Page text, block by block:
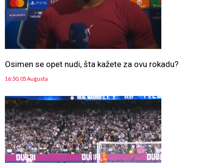
Osimen se opet nudi, šta kažete za ovu rokadu?
16:50, 05 Augusta